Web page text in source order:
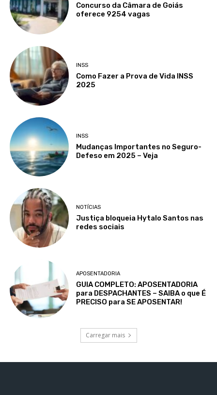
Concurso da Câmara de Goiás
oferece 9254 vagas
INSS
Como Fazer a Prova de Vida INSS
2025
INSS
Mudanças Importantes no Seguro-
Defeso em 2025 – Veja
NOTÍCIAS
Justiça bloqueia Hytalo Santos nas
redes sociais
APOSENTADORIA
GUIA COMPLETO: APOSENTADORIA
para DESPACHANTES – SAIBA o que É
PRECISO para SE APOSENTAR!
Carregar mais